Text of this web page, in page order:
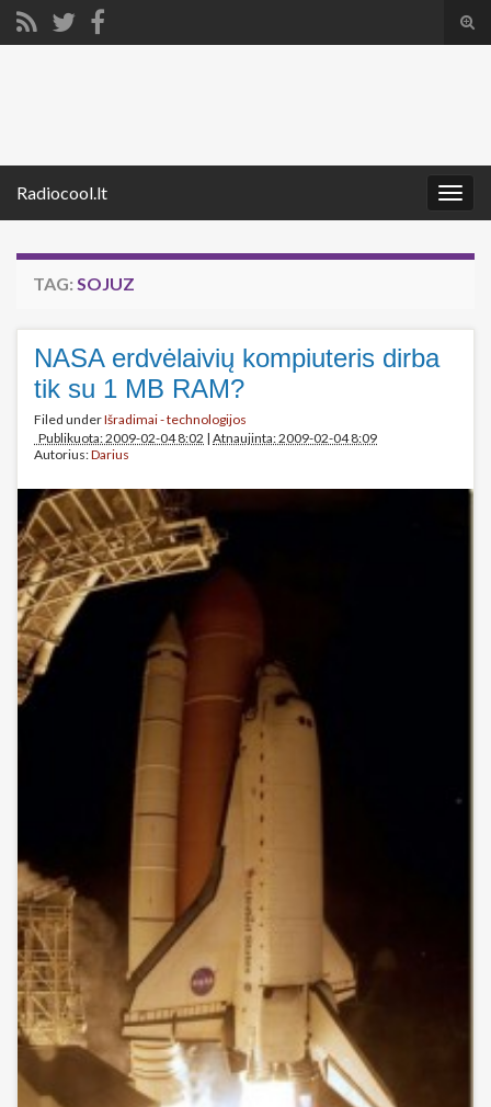
Radiocool.lt
TAG: SOJUZ
NASA erdvėlaivių kompiuteris dirba
tik su 1 MB RAM?
Filed underIšradimai - technologijos
Publikuota: 2009-02-04 8:02 | Atnaujinta: 2009-02-04 8:09
Autorius:Darius